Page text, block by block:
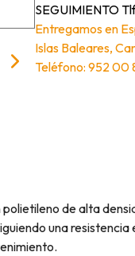
SEGUIMIENTO
Entregamos en
Islas Baleares,
Teléfono: 952 00
de alta
una